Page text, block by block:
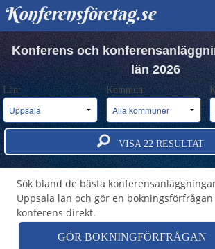
Konferensföretag.se
HITTA KONFERENS
BOKA KONFERENS
OM OSS
Konferens och
län 2026
Län: Kommun:
VISA22 RESULTAT
Boka konferenslokaler i Uppsala
Sök bland de bästa
Uppsala län och gör en
konferens direkt.
GÖR BOKNINGFÖRFRÅGAN